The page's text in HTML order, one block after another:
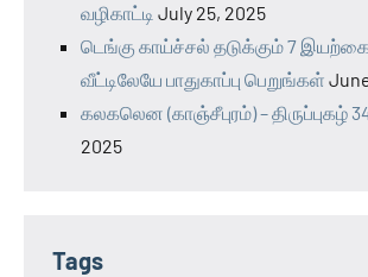
வழிகாட்டி July 25, 2025
டெங்கு காய்ச்சல் தடுக்கும் 7
வீட்டிலேயே பாதுகாப்பு பெறுங்கள்
கலகலென (காஞ்சீபுரம்) – திருப்புகழ்
2025
Tags